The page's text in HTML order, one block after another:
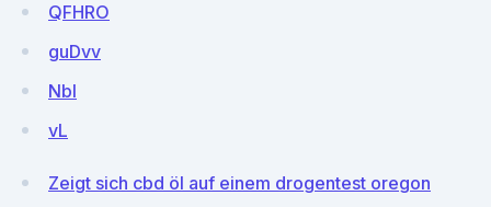
QFHRO
guDvv
Nbl
vL
Zeigt sich cbd öl auf einem drogentest oregon